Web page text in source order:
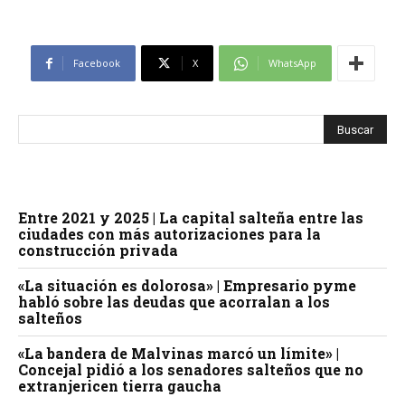
Facebook X WhatsApp
Entre 2021 y 2025 | La capital salteña entre las
ciudades con más autorizaciones para la
construcción privada
«La situación es dolorosa» | Empresario pyme
habló sobre las deudas que acorralan a los
salteños
«La bandera de Malvinas marcó un límite» |
Concejal pidió a los senadores salteños que no
extranjericen tierra gaucha